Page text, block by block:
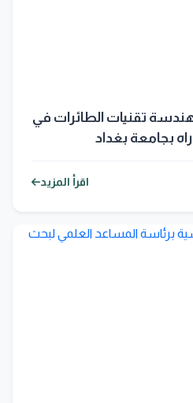
تقنيات الطائرات في
بجامعة بغداد
اقرأ المزيد